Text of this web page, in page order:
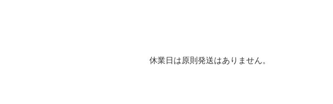
休業日は原則発送はありません。